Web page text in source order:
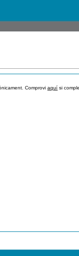
Comproviaquí si